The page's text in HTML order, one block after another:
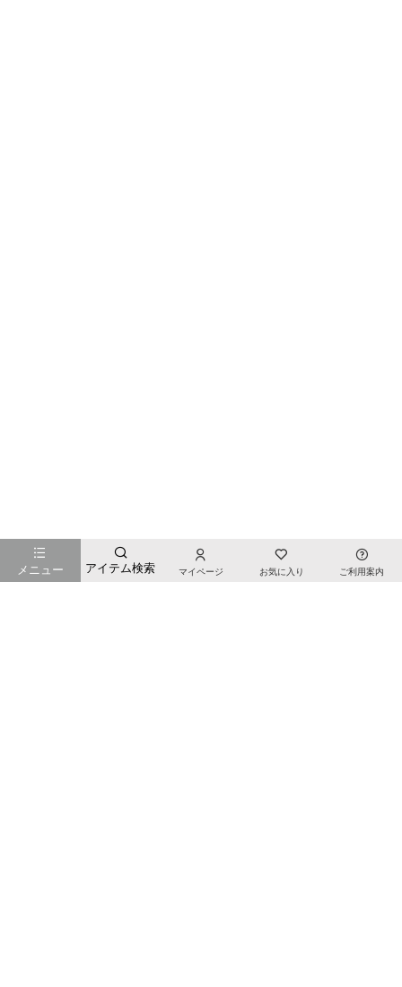
メニュー アイテム検索 マイページ お気に入り ご利用案内
お店のTOPページへ戻る